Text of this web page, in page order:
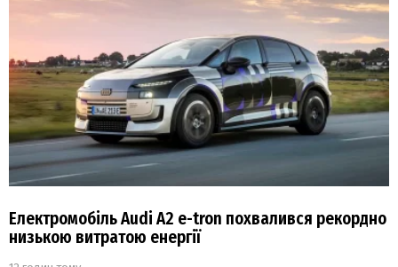
Електромобіль Audi A2 e-tron похвалився рекордно
низькою витратою енергії